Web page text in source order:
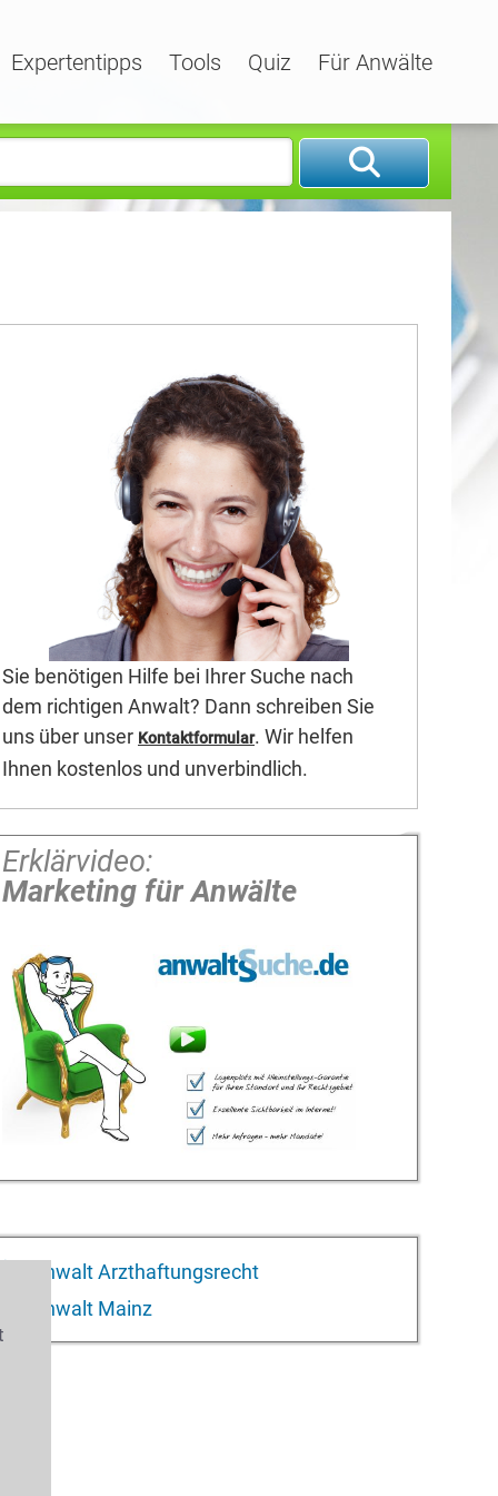
Expertentipps Tools Quiz Für Anwälte
Sie benötigen Hilfe bei Ihrer Suche nach
dem richtigen Anwalt? Dann schreiben Sie
uns über unser Kontaktformular. Wir helfen
Ihnen kostenlos und unverbindlich.
Erklärvideo:
Marketing für Anwälte
Anwalt Arzthaftungsrecht
Anwalt Mainz